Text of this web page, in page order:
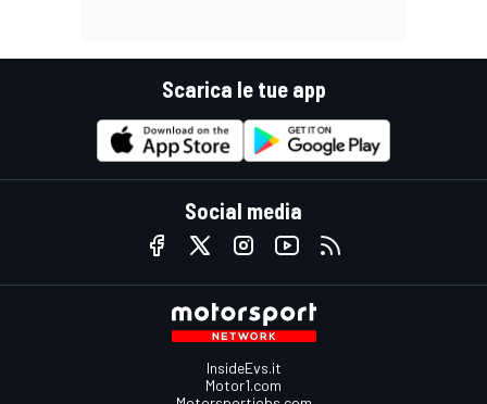
Scarica le tue app
Social media
InsideEvs.it
Motor1.com